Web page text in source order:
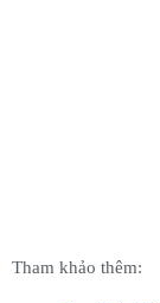
Tham khảo thêm: